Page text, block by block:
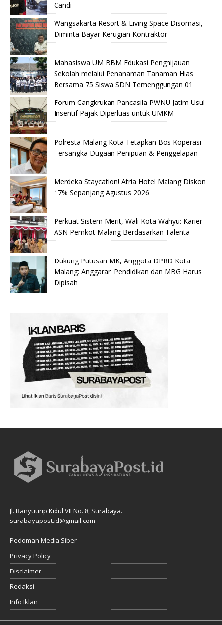
Candi
Wangsakarta Resort & Living Space Disomasi,
Diminta Bayar Kerugian Kontraktor
Mahasiswa UM BBM Edukasi Penghijauan
Sekolah melalui Penanaman Tanaman Hias
Bersama 75 Siswa SDN Temenggungan 01
Forum Cangkrukan Pancasila PWNU Jatim Usul
Insentif Pajak Diperluas untuk UMKM
Polresta Malang Kota Tetapkan Bos Koperasi
Tersangka Dugaan Penipuan & Penggelapan
Merdeka Staycation! Atria Hotel Malang Diskon
17% Sepanjang Agustus 2026
Perkuat Sistem Merit, Wali Kota Wahyu: Karier
ASN Pemkot Malang Berdasarkan Talenta
Dukung Putusan MK, Anggota DPRD Kota
Malang: Anggaran Pendidikan dan MBG Harus
Dipisah
Jl. Banyuurip Kidul VII No. 8, Surabaya.
surabayapost.id@gmail.com
Pedoman Media Siber
Privacy Policy
Disclaimer
Redaksi
Info Iklan